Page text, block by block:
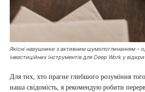
Якісні навушники з активним шумопоглинанням –
інвестиційних інструментів для Deep Work у
Для тих, хто прагне глибшого розуміння
наша свідомість, я рекомендую робити